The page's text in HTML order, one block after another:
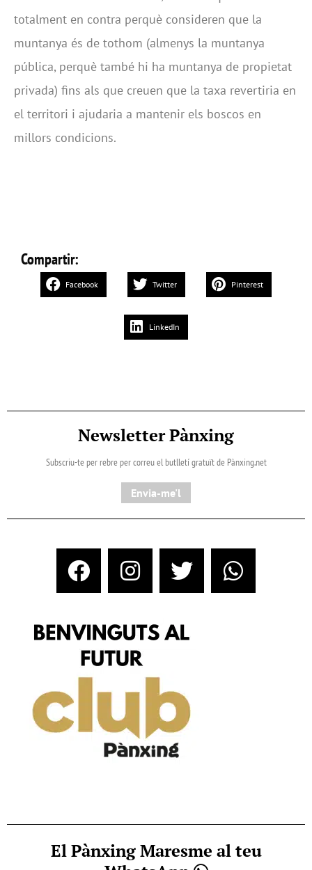
totalment en contra perquè consideren que la
muntanya és de tothom (almenys la muntanya
pública, perquè també hi ha muntanya de propietat
privada) fins als que creuen que la taxa revertiria en
el territori i ajudaria a mantenir els boscos en
millors condicions.
Compartir:
Facebook Twitter Pinterest
LinkedIn
Newsletter Pànxing
Subscriu-te per rebre per correu el butlletí gratuït de Pànxing.net​
Envia-me'l
El Pànxing Maresme al teu